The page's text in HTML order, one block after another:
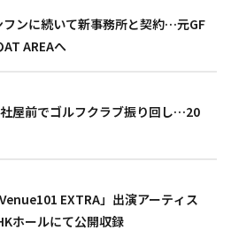
フンに続いて新事務所と契約…元GF
AREAへ
屋前でゴルフクラブ振り回し…20
EXTRA」出演アーティス
ホールにて公開収録